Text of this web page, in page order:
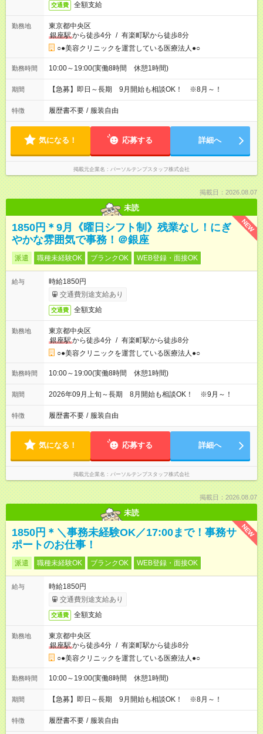
交通費 全額支給
勤務地
東京都中央区
銀座駅から徒歩4分 / 有楽町駅から徒歩8分
○●美容クリニックを運営している医療法人●○
勤務時間 10:00～19:00(実働8時間 休憩1時間)
期間 【急募】即日～長期 9月開始も相談OK！ ※8月～！
特徴 履歴書不要 / 服装自由
気になる！ 応募する 詳細へ
掲載元企業名 パーソルテンプスタッフ株式会社
掲載日：2026.08.07
未読
NEW
1850円＊9月《曜日シフト制》残業なし！にぎ
やかな雰囲気で事務！＠銀座
派遣 職種未経験OK ブランクOK WEB登録・面接OK
給与
時給1850円
交通費別途支給あり
交通費 全額支給
勤務地
東京都中央区
銀座駅から徒歩4分 / 有楽町駅から徒歩8分
○●美容クリニックを運営している医療法人●○
勤務時間 10:00～19:00(実働8時間 休憩1時間)
期間 2026年09月上旬～長期 8月開始も相談OK！ ※9月～！
特徴 履歴書不要 / 服装自由
気になる！ 応募する 詳細へ
掲載元企業名 パーソルテンプスタッフ株式会社
掲載日：2026.08.07
未読
NEW
1850円＊＼事務未経験OK／17:00まで！事務サ
ポートのお仕事！
派遣 職種未経験OK ブランクOK WEB登録・面接OK
給与
時給1850円
交通費別途支給あり
交通費 全額支給
勤務地
東京都中央区
銀座駅から徒歩4分 / 有楽町駅から徒歩8分
○●美容クリニックを運営している医療法人●○
勤務時間 10:00～19:00(実働8時間 休憩1時間)
期間 【急募】即日～長期 9月開始も相談OK！ ※8月～！
特徴 履歴書不要 / 服装自由